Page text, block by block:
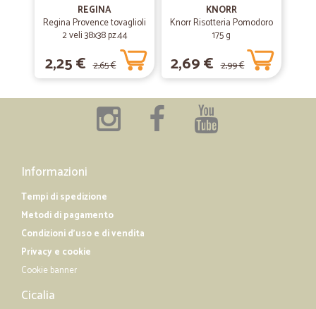
Tutto ok
Tutto ok, ottimo servizio.
Veloci e buon imballaggio
Veloci e buon imballaggio
REGINA
Regina Provence tovaglioli
2 veli 38x38 pz.44
2,25 € 2,65 €
KNORR
Knorr Risotteria Pomodoro
175 g
2,69 € 2,99 €
Informazioni
Tempi di spedizione
Metodi di pagamento
Condizioni d'uso e di vendita
Privacy e cookie
Cookie banner
Cicalia